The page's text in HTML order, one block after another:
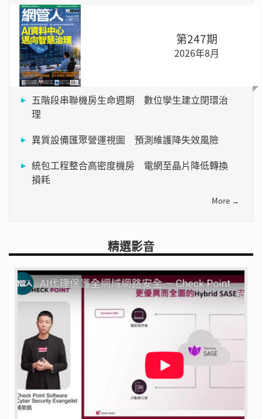
第247期
2026年8月
五階段串聯機房生命週期 數位孿生建立閉環治
理
異質設備匯聚營運視圖 預測維護降失效風險
統包工程整合高密度機房 電網至晶片降低轉換
損耗
More →
精選影音